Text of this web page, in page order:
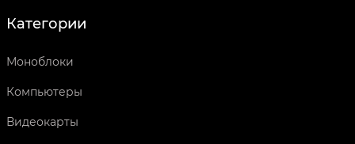
Категории
Моноблоки
Компьютеры
Видеокарты